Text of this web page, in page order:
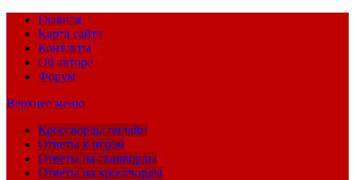
Главная
Карта сайта
Контакты
Об авторе
Форум
Верхнее меню
Кроссворды онлайн
Ответы к играм
Ответы на сканворды
Ответы на кроссворды